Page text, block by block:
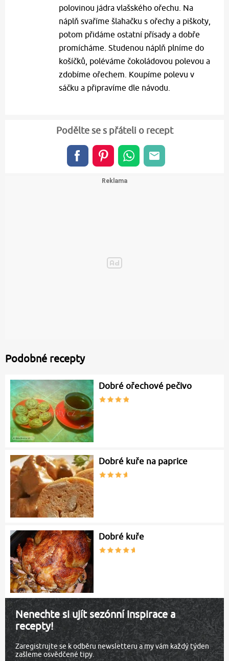
polovinou jádra vlašského ořechu. Na
náplň svaříme šlahačku s ořechy a piškoty,
potom přidáme ostatní přísady a dobře
promícháme. Studenou náplň plníme do
košíčků, poléváme čokoládovou polevou a
zdobíme ořechem. Koupíme polevu v
sáčku a připravíme dle návodu.
Podělte se s přáteli o recept
Podobné recepty
Dobré ořechové pečivo
Dobré kuře na paprice
Dobré kuře
Nenechte si ujít sezónní inspirace a
recepty!
Zaregistrujte se k odběru newsletteru a my vám každý týden
zašleme osvědčené tipy.